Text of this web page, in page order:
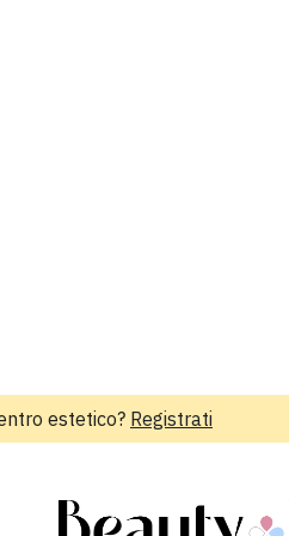
estetico? Registrati